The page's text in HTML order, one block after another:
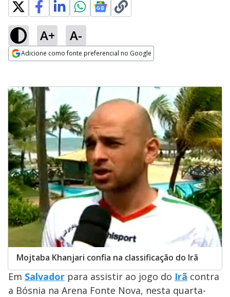
A+ A-
Adicione como fonte preferencial no Google
Mojtaba Khanjari confia na classificação do Irã
Em Salvador para assistir ao jogo do Irã contra
a Bósnia na Arena Fonte Nova, nesta quarta-